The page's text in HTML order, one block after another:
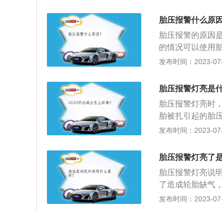
理睬，上车后对
间，如果胎压报
时进行检查。
胎压报警什么原
胎压报警的原因
的情况可以使用
轮胎压范围2.2-
全的因素。使轮
帘线以及橡胶的
成胎圈部位损伤
变软，强度急剧
容易出现裂口，
发布时间：2023-
胎压报警灯亮是
胎压报警灯亮时
胎被扎引起的胎
胎压监测灯亮是
3.5bar，所以当
长引起的胎压监
胎压升高，这时
压监测灯亮：当
看胎压检测器是
发布时间：2023-
胎压报警灯亮了
胎压报警灯亮说
了造成轮胎缺气
具体原因解决方
发布时间：2023-